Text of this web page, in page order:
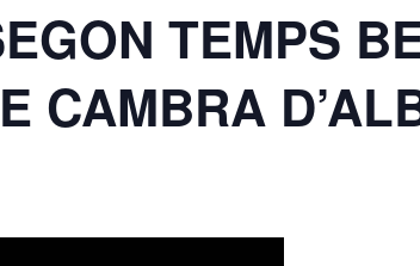
TEMPS
CAMBRA